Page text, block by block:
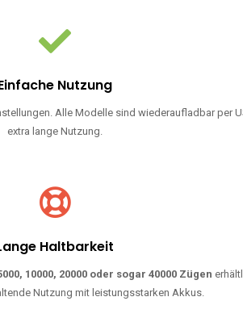
Nutzung
Alle Modelle sind wiederaufladbar per
extra lange Nutzung.
Haltbarkeit
10000, 20000 oder sogar 40000 Zügen
Nutzung mit leistungsstarken Akkus.